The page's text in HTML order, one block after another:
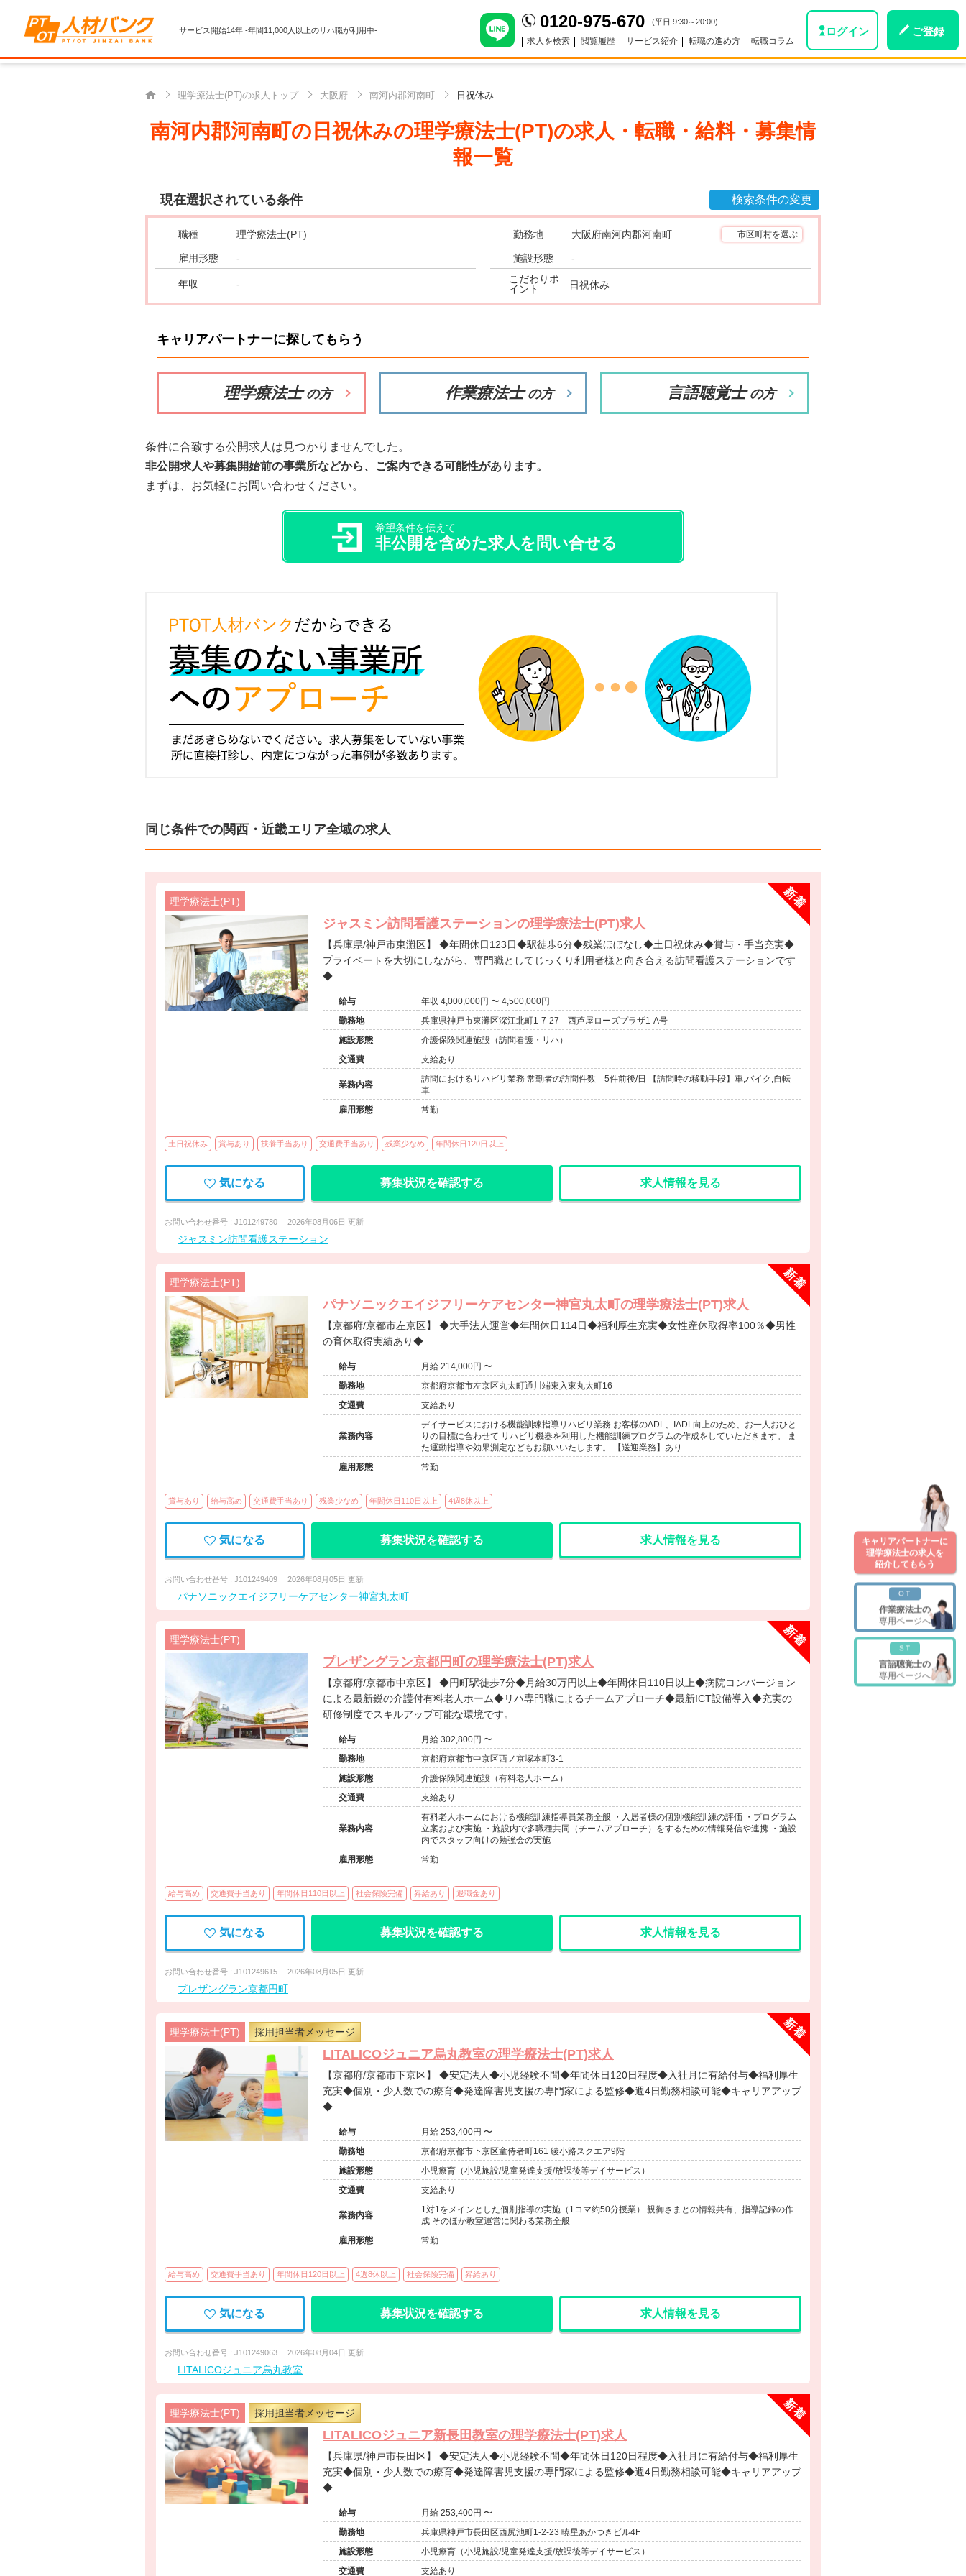
サービス開始14年 -年間11,000人以上のリハ職が利用中- 0120-975-670 (平日 9:30～20:00)
求人を検索 閲覧履歴 サービス紹介 転職の進め方 転職コラム
ログイン ご登録
理学療法士(PT)の求人トップ 大阪府 南河内郡河南町 日祝休み
南河内郡河南町の日祝休みの理学療法士(PT)の求人・転職・給料・募集情
報一覧
現在選択されている条件 検索条件の変更
職種 理学療法士(PT) 勤務地 大阪府南河内郡河南町 市区町村を選ぶ
雇用形態 - 施設形態 -
年収 -
こだわりポ
イント
日祝休み
キャリアパートナーに探してもらう
理学療法士 の方 作業療法士 の方 言語聴覚士 の方
条件に合致する公開求人は見つかりませんでした。
非公開求人や募集開始前の事業所などから、ご案内できる可能性があります。
まずは、お気軽にお問い合わせください。
希望条件を伝えて
非公開を含めた求人を問い合せる
同じ条件での関西・近畿エリア全域の求人
理学療法士(PT)
ジャスミン訪問看護ステーションの理学療法士(PT)求人
【兵庫県/神戸市東灘区】 ◆年間休日123日◆駅徒歩6分◆残業ほぼなし◆土日祝休み◆賞与・手当充実◆
プライベートを大切にしながら、専門職としてじっくり利用者様と向き合える訪問看護ステーションです
◆
給与
年収 4,000,000円 〜 4,500,000円
勤務地
兵庫県神戸市東灘区深江北町1-7-27 西芦屋ローズプラザ1-A号
施設形態
介護保険関連施設（訪問看護・リハ）
交通費
支給あり
業務内容
訪問におけるリハビリ業務 常勤者の訪問件数 5件前後/日 【訪問時の移動手段】車;バイク;自転
車
雇用形態
常勤
土日祝休み 賞与あり 扶養手当あり 交通費手当あり 残業少なめ 年間休日120日以上
気になる 募集状況を確認する 求人情報を見る
お問い合わせ番号 : J101249780 2026年08月06日 更新
ジャスミン訪問看護ステーション
理学療法士(PT)
パナソニックエイジフリーケアセンター神宮丸太町の理学療法士(PT)求人
【京都府/京都市左京区】 ◆大手法人運営◆年間休日114日◆福利厚生充実◆女性産休取得率100％◆男性
の育休取得実績あり◆
給与
月給 214,000円 〜
勤務地
京都府京都市左京区丸太町通川端東入東丸太町16
交通費
支給あり
業務内容
デイサービスにおける機能訓練指導リハビリ業務 お客様のADL、IADL向上のため、お一人おひと
りの目標に合わせて リハビリ機器を利用した機能訓練プログラムの作成をしていただきます。 ま
た運動指導や効果測定などもお願いいたします。 【送迎業務】あり
雇用形態
常勤
賞与あり 給与高め 交通費手当あり 残業少なめ 年間休日110日以上 4週8休以上
気になる 募集状況を確認する 求人情報を見る
お問い合わせ番号 : J101249409 2026年08月05日 更新
パナソニックエイジフリーケアセンター神宮丸太町
理学療法士(PT)
プレザングラン京都円町の理学療法士(PT)求人
【京都府/京都市中京区】 ◆円町駅徒歩7分◆月給30万円以上◆年間休日110日以上◆病院コンバージョン
による最新鋭の介護付有料老人ホーム◆リハ専門職によるチームアプローチ◆最新ICT設備導入◆充実の
研修制度でスキルアップ可能な環境です。
給与
月給 302,800円 〜
勤務地
京都府京都市中京区西ノ京塚本町3-1
施設形態
介護保険関連施設（有料老人ホーム）
交通費
支給あり
業務内容
有料老人ホームにおける機能訓練指導員業務全般 ・入居者様の個別機能訓練の評価 ・プログラム
立案および実施 ・施設内で多職種共同（チームアプローチ）をするための情報発信や連携 ・施設
内でスタッフ向けの勉強会の実施
雇用形態
常勤
給与高め 交通費手当あり 年間休日110日以上 社会保険完備 昇給あり 退職金あり
気になる 募集状況を確認する 求人情報を見る
お問い合わせ番号 : J101249615 2026年08月05日 更新
プレザングラン京都円町
理学療法士(PT) 採用担当者メッセージ
LITALICOジュニア烏丸教室の理学療法士(PT)求人
【京都府/京都市下京区】 ◆安定法人◆小児経験不問◆年間休日120日程度◆入社月に有給付与◆福利厚生
充実◆個別・少人数での療育◆発達障害児支援の専門家による監修◆週4日勤務相談可能◆キャリアアップ
◆
給与
月給 253,400円 〜
勤務地
京都府京都市下京区童侍者町161 綾小路スクエア9階
施設形態
小児療育（小児施設/児童発達支援/放課後等デイサービス）
交通費
支給あり
業務内容
1対1をメインとした個別指導の実施（1コマ約50分授業） 親御さまとの情報共有、指導記録の作
成 そのほか教室運営に関わる業務全般
雇用形態
常勤
給与高め 交通費手当あり 年間休日120日以上 4週8休以上 社会保険完備 昇給あり
気になる 募集状況を確認する 求人情報を見る
お問い合わせ番号 : J101249063 2026年08月04日 更新
LITALICOジュニア烏丸教室
理学療法士(PT) 採用担当者メッセージ
LITALICOジュニア新長田教室の理学療法士(PT)求人
【兵庫県/神戸市長田区】 ◆安定法人◆小児経験不問◆年間休日120日程度◆入社月に有給付与◆福利厚生
充実◆個別・少人数での療育◆発達障害児支援の専門家による監修◆週4日勤務相談可能◆キャリアアップ
◆
給与
月給 253,400円 〜
勤務地
兵庫県神戸市長田区西尻池町1-2-23 暁星あかつきビル4F
施設形態
小児療育（小児施設/児童発達支援/放課後等デイサービス）
交通費
支給あり
キャリアパートナーに
理学療法士の求人を
紹介してもらう
OT
作業療法士の
専用ページへ
ST
言語聴覚士の
専用ページへ